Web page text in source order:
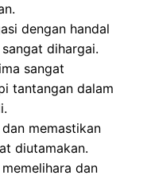
dengan handal
dihargai.
sangat
tantangan dalam
memastikan
diutamakan.
dan